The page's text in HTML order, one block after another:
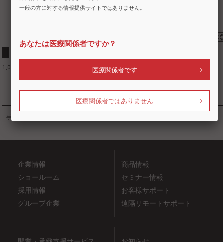
1,000mL入の手指用除菌アルコールです。
手指の洗浄消毒
企業情報
ショールーム
採用情報
グループ企業
商品情報
セミナー情報
お客様サポート
遠隔リモートサポート
一般の方に対する情報提供サイトではありません。
あなたは医療関係者ですか？
医療関係者です
医療関係者ではありません